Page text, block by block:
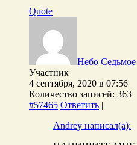
Quote
Небо Седьмое
Участник
4 сентября, 2020 в 07:56
Количество записей: 363
#57465 Ответить |
Andrey написал(а):